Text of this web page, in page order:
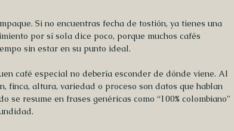
Si no encuentras fecha de tostión, ya tienes una
por sí sola dice poco, porque muchos cafés
sin estar en su punto ideal.
café especial no debería esconder de dónde viene. Al
finca, altura, variedad o proceso son datos que hablan
se resume en frases genéricas como “100% colombiano”